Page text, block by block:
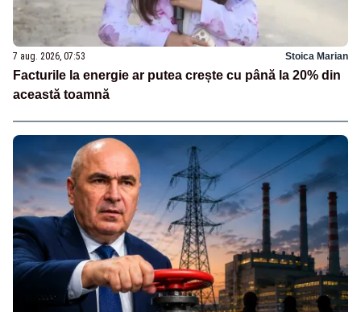
7 aug. 2026, 07:53 Stoica Marian
Facturile la energie ar putea crește cu până la 20% din
această toamnă